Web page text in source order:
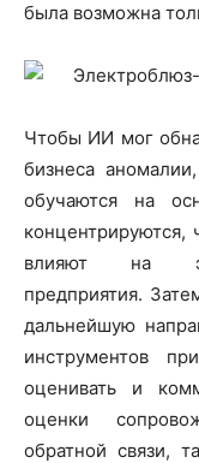
была возможна
Чтобы ИИ мог
бизнеса
обучаются на
концентрируются,
влияют на
предприятия.
дальнейшую
инструментов
оценивать и
оценки
обратной связи,